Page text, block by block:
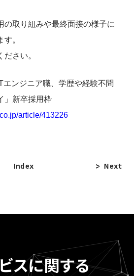
の取り組みや最終面接の様子に
。
さい。
ンジニア職、学歴や経験不問
」新卒採用枠
article/413226
Index Next
スに関する